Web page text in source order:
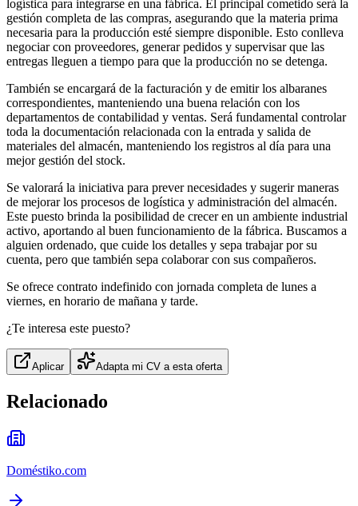
logística para integrarse en una fábrica. El principal cometido será la
gestión completa de las compras, asegurando que la materia prima
necesaria para la producción esté siempre disponible. Esto conlleva
negociar con proveedores, generar pedidos y supervisar que las
entregas lleguen a tiempo para que la producción no se detenga.
También se encargará de la facturación y de emitir los albaranes
correspondientes, manteniendo una buena relación con los
departamentos de contabilidad y ventas. Será fundamental controlar
toda la documentación relacionada con la entrada y salida de
materiales del almacén, manteniendo los registros al día para una
mejor gestión del stock.
Se valorará la iniciativa para prever necesidades y sugerir maneras
de mejorar los procesos de logística y administración del almacén.
Este puesto brinda la posibilidad de crecer en un ambiente industrial
activo, aportando al buen funcionamiento de la fábrica. Buscamos a
alguien ordenado, que cuide los detalles y sepa trabajar por su
cuenta, pero que también sepa colaborar con sus compañeros.
Se ofrece contrato indefinido con jornada completa de lunes a
viernes, en horario de mañana y tarde.
¿Te interesa este puesto?
Aplicar Adapta mi CV a esta oferta
Relacionado
Doméstiko.com